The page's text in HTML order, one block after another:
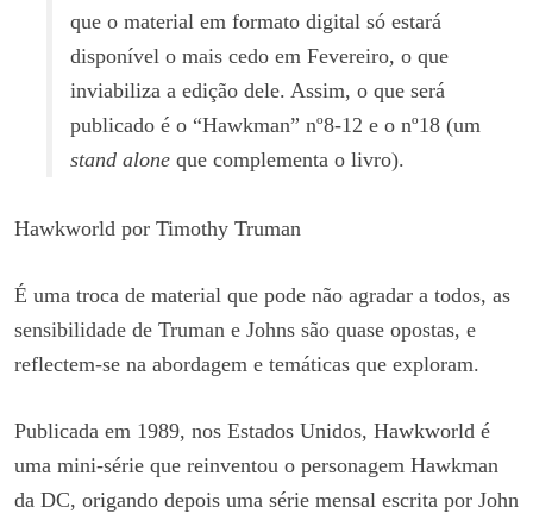
que o material em formato digital só estará
disponível o mais cedo em Fevereiro, o que
inviabiliza a edição dele. Assim, o que será
publicado é o “Hawkman” nº8-12 e o nº18 (um
stand alone que complementa o livro).
Hawkworld por Timothy Truman
É uma troca de material que pode não agradar a todos, as
sensibilidade de Truman e Johns são quase opostas, e
reflectem-se na abordagem e temáticas que exploram.
Publicada em 1989, nos Estados Unidos, Hawkworld é
uma mini-série que reinventou o personagem Hawkman
da DC, origando depois uma série mensal escrita por John